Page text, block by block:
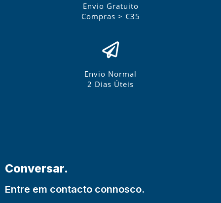
Envio Gratuito
Compras > €35
Envio Normal
2 Dias Úteis
Conversar.
Entre em contacto connosco.